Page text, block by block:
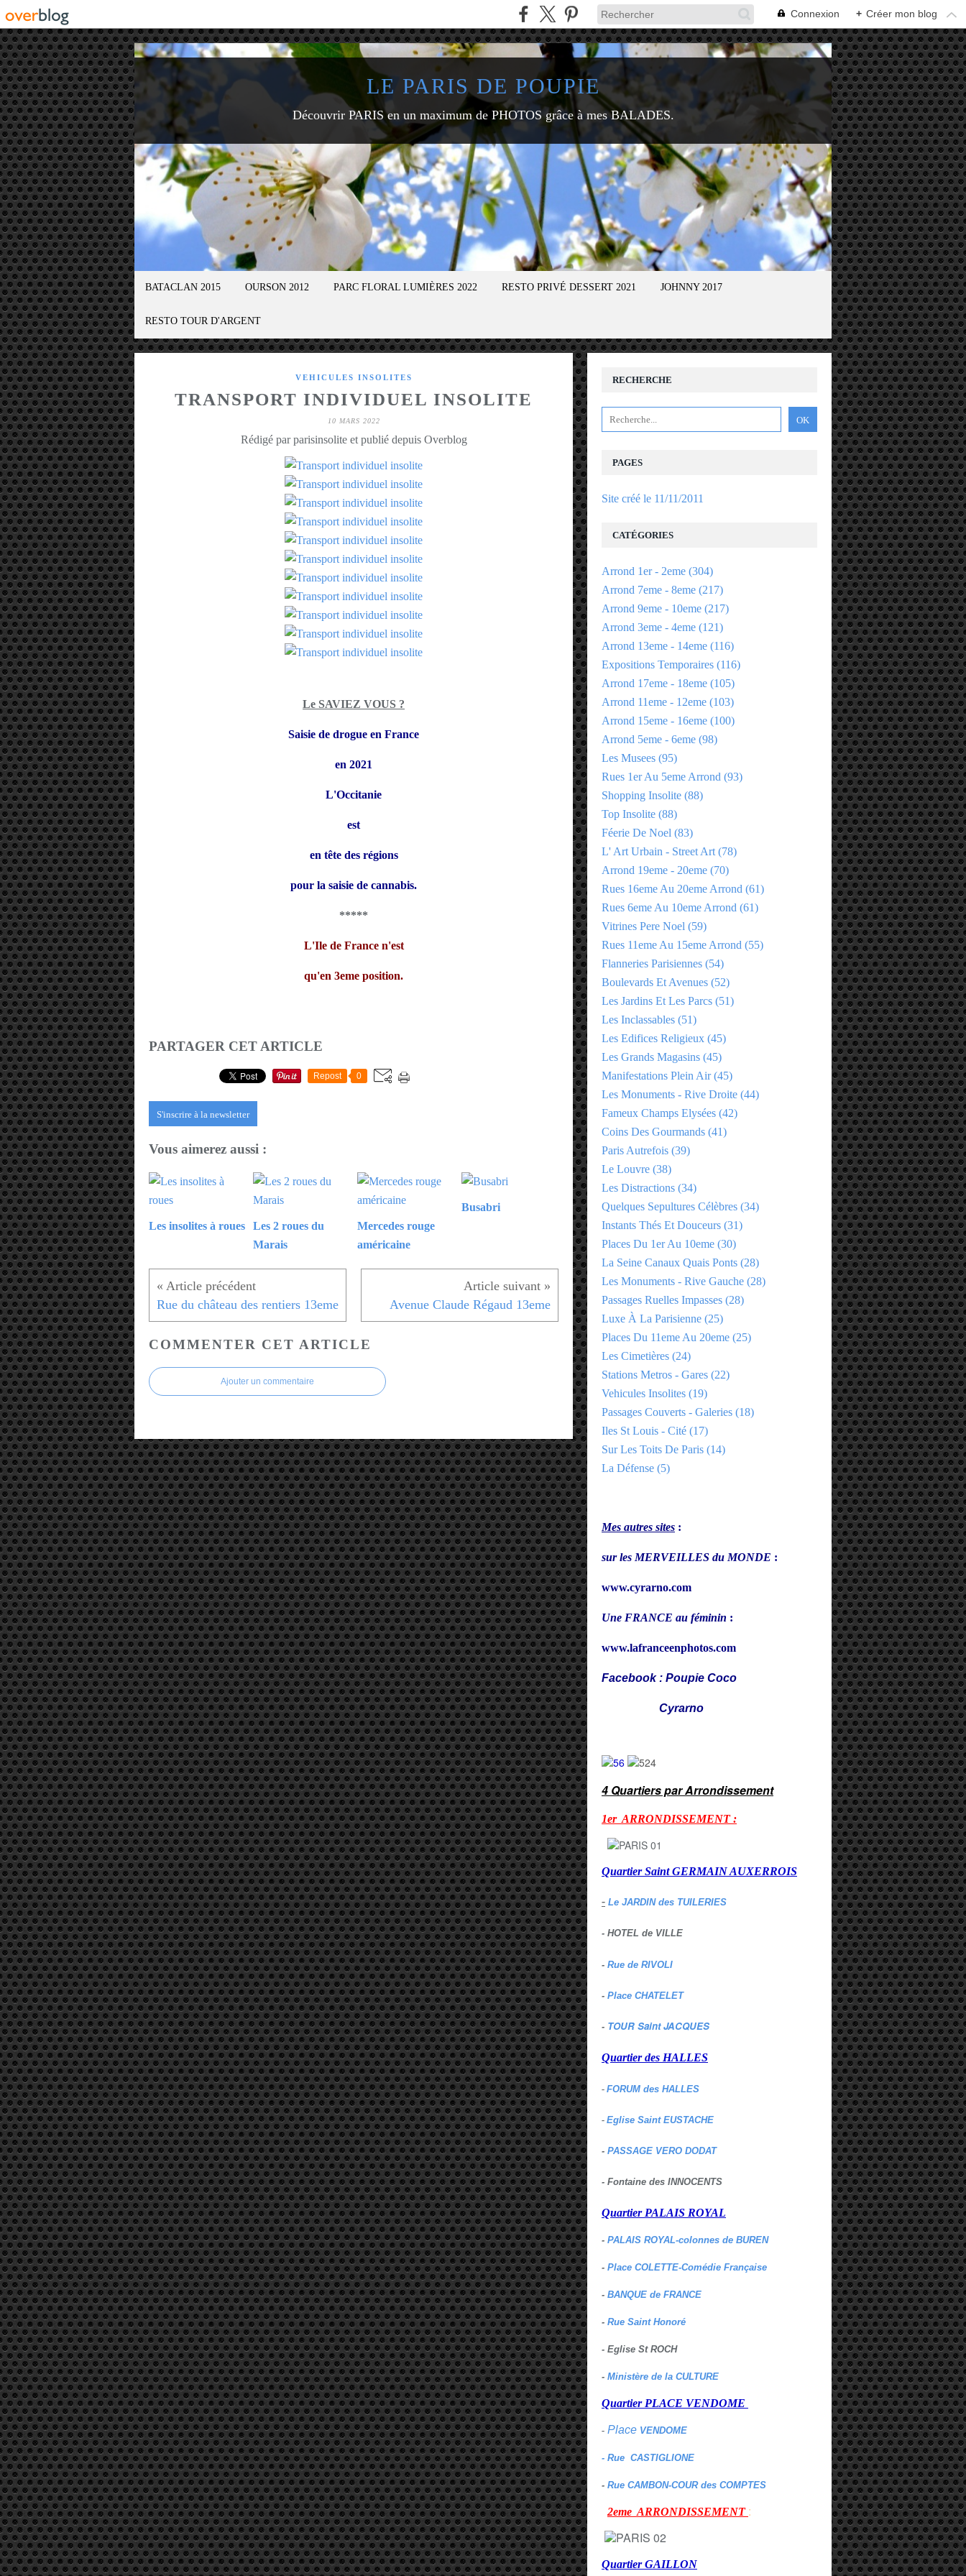
Connexion + Créer mon blog
LE PARIS DE POUPIE
Découvrir PARIS en un maximum de PHOTOS grâce à mes BALADES.
BATACLAN 2015 OURSON 2012 PARC FLORAL LUMIÈRES 2022 RESTO PRIVÉ DESSERT 2021 JOHNNY 2017
RESTO TOUR D'ARGENT
VEHICULES INSOLITES
TRANSPORT INDIVIDUEL INSOLITE
10 MARS 2022
Rédigé par parisinsolite et publié depuis Overblog
Le SAVIEZ VOUS ?
Saisie de drogue en France
en 2021
L'Occitanie
est
en tête des régions
pour la saisie de cannabis.
*****
L'Ile de France n'est
qu'en 3eme position.
PARTAGER CET ARTICLE
Repost 0
S'inscrire à la newsletter
Vous aimerez aussi :
Les insolites à roues
Les 2 roues du
Marais
Mercedes rouge
américaine
Busabri
Rue du château des rentiers 13eme Avenue Claude Régaud 13eme
COMMENTER CET ARTICLE
Ajouter un commentaire
RECHERCHE
PAGES
Site créé le 11/11/2011
CATÉGORIES
Arrond 1er - 2eme (304)
Arrond 7eme - 8eme (217)
Arrond 9eme - 10eme (217)
Arrond 3eme - 4eme (121)
Arrond 13eme - 14eme (116)
Expositions Temporaires (116)
Arrond 17eme - 18eme (105)
Arrond 11eme - 12eme (103)
Arrond 15eme - 16eme (100)
Arrond 5eme - 6eme (98)
Les Musees (95)
Rues 1er Au 5eme Arrond (93)
Shopping Insolite (88)
Top Insolite (88)
Féerie De Noel (83)
L' Art Urbain - Street Art (78)
Arrond 19eme - 20eme (70)
Rues 16eme Au 20eme Arrond (61)
Rues 6eme Au 10eme Arrond (61)
Vitrines Pere Noel (59)
Rues 11eme Au 15eme Arrond (55)
Flanneries Parisiennes (54)
Boulevards Et Avenues (52)
Les Jardins Et Les Parcs (51)
Les Inclassables (51)
Les Edifices Religieux (45)
Les Grands Magasins (45)
Manifestations Plein Air(45)
Les Monuments - Rive Droite (44)
Fameux Champs Elysées (42)
Coins Des Gourmands (41)
Paris Autrefois (39)
Le Louvre (38)
Les Distractions (34)
Quelques Sepultures Célèbres (34)
Instants Thés Et Douceurs (31)
Places Du 1er Au 10eme (30)
La Seine Canaux Quais Ponts (28)
Les Monuments - Rive Gauche (28)
Passages Ruelles Impasses (28)
Luxe À La Parisienne (25)
Places Du 11eme Au 20eme (25)
Les Cimetières (24)
Stations Metros - Gares (22)
Vehicules Insolites (19)
Passages Couverts - Galeries (18)
Iles St Louis - Cité (17)
Sur Les Toits De Paris (14)
La Défense (5)
Mes autres sites :
sur les MERVEILLES du MONDE :
www.cyrarno.com
Une FRANCE au féminin :
www.lafranceenphotos.com
Facebook : Poupie Coco
Cyrarno
4 Quartiers par Arrondissement
1er ARRONDISSEMENT :
Quartier Saint GERMAIN AUXERROIS
- Le JARDIN des TUILERIES
- HOTEL de VILLE
- Rue de RIVOLI
- Place CHATELET
- TOUR Saint JACQUES
Quartier des HALLES
- FORUM des HALLES
- Eglise Saint EUSTACHE
- PASSAGE VERO DODAT
- Fontaine des INNOCENTS
Quartier PALAIS ROYAL
- PALAIS ROYAL-colonnes de BUREN
- Place COLETTE-Comédie Française
- BANQUE de FRANCE
- Rue Saint Honoré
- Eglise St ROCH
- Ministère de la CULTURE
Quartier PLACE VENDOME
- Place VENDOME
- Rue CASTIGLIONE
- Rue CAMBON-COUR des COMPTES
2eme ARRONDISSEMENT :
Quartier GAILLON